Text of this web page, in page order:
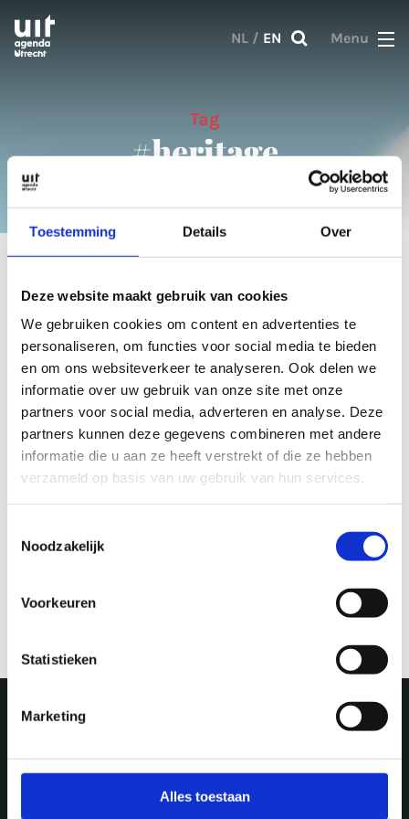
Toestemming Details Over
Deze website maakt gebruik van cookies
We gebruiken cookies om content en advertenties te
personaliseren, om functies voor social media te bieden
en om ons websiteverkeer te analyseren. Ook delen we
informatie over uw gebruik van onze site met onze
partners voor social media, adverteren en analyse. Deze
partners kunnen deze gegevens combineren met andere
informatie die u aan ze heeft verstrekt of die ze hebben
verzameld op basis van uw gebruik van hun services.
Noodzakelijk
Voorkeuren
Statistieken
Marketing
Alles toestaan
Skip to main content
NL / EN Menu
Tag
#heritage
2 results
Articles
The Building
More in Utrecht